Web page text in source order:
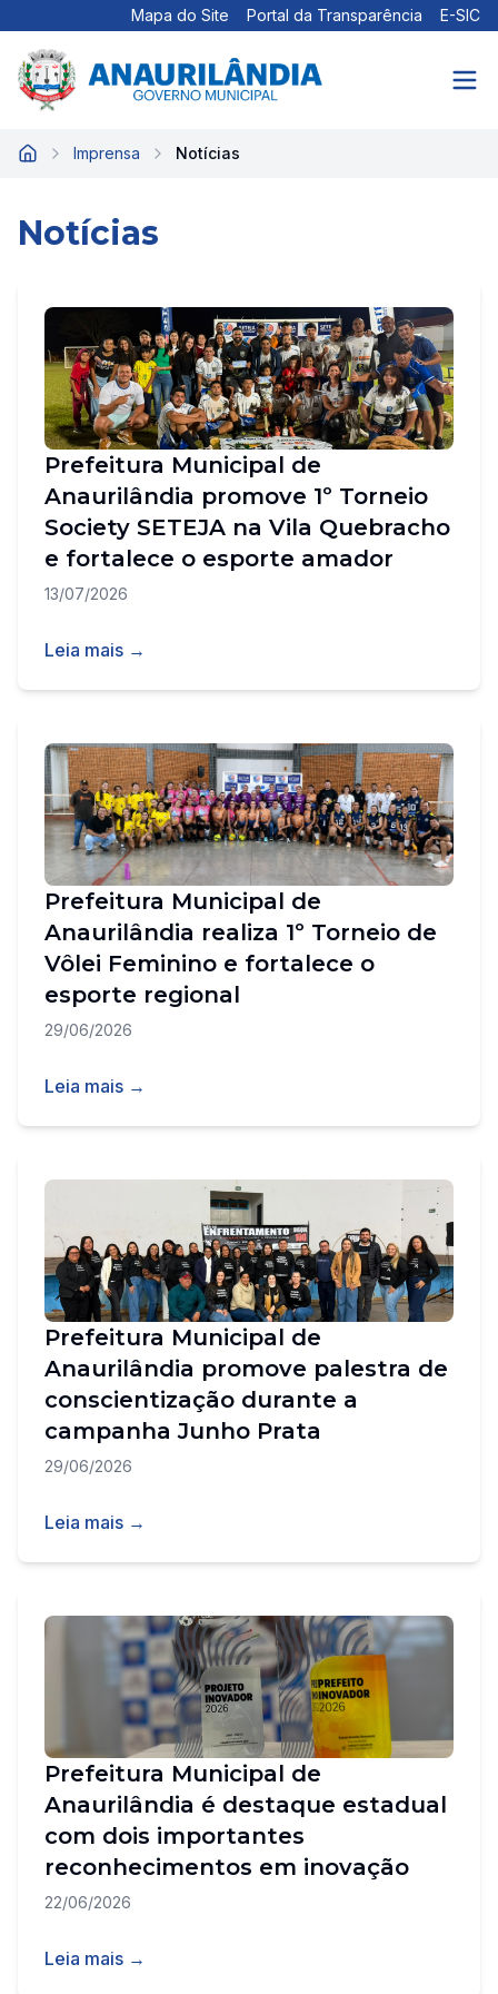
Mapa do Site Portal da Transparência E-SIC
Início Imprensa Notícias
Notícias
Prefeitura Municipal de
Anaurilândia promove 1º Torneio
Society SETEJA na Vila Quebracho
e fortalece o esporte amador
13/07/2026
Leia mais →
Prefeitura Municipal de
Anaurilândia realiza 1º Torneio de
Vôlei Feminino e fortalece o
esporte regional
29/06/2026
Leia mais →
Prefeitura Municipal de
Anaurilândia promove palestra de
conscientização durante a
campanha Junho Prata
29/06/2026
Leia mais →
Prefeitura Municipal de
Anaurilândia é destaque estadual
com dois importantes
reconhecimentos em inovação
22/06/2026
Leia mais →